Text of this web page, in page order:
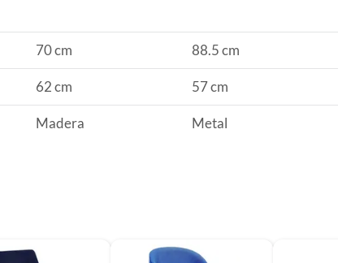
70 cm 88.5 cm
62 cm 57 cm
Madera Metal